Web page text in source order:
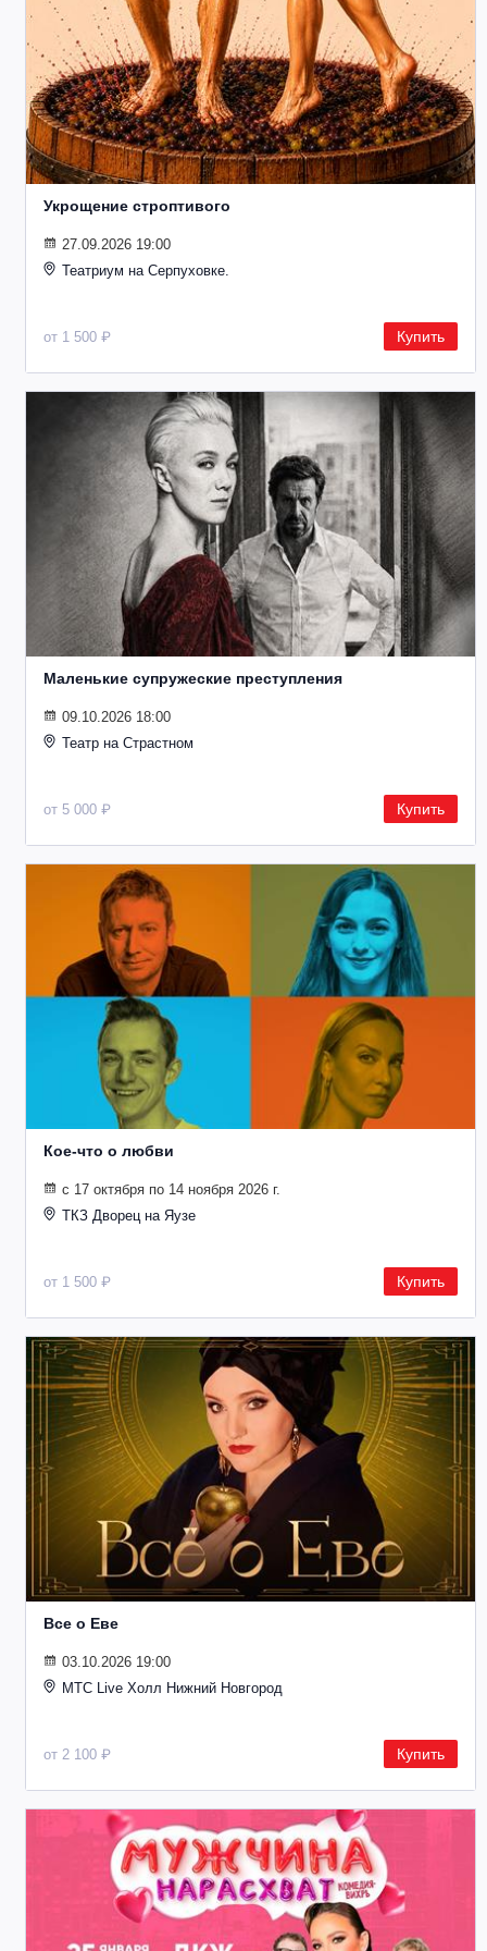
Металл
Укрощение строптивого
27.09.2026 19:00
Театриум на Серпуховке.
от 1 500 ₽ Купить
Маленькие супружеские преступления
09.10.2026 18:00
Театр на Страстном
от 5 000 ₽ Купить
Кое-что о любви
с 17 октября по 14 ноября 2026 г.
ТКЗ Дворец на Яузе
от 1 500 ₽ Купить
Все о Еве
03.10.2026 19:00
МТС Live Холл Нижний Новгород
от 2 100 ₽ Купить